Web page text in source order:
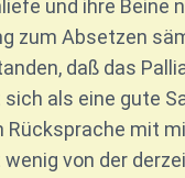
und ihre Beine
zum Absetzen
daß das
als eine gute
mit
von der